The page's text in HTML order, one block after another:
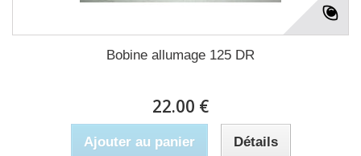
Bobine allumage 125 DR
22.00 €
Ajouter au panier Détails